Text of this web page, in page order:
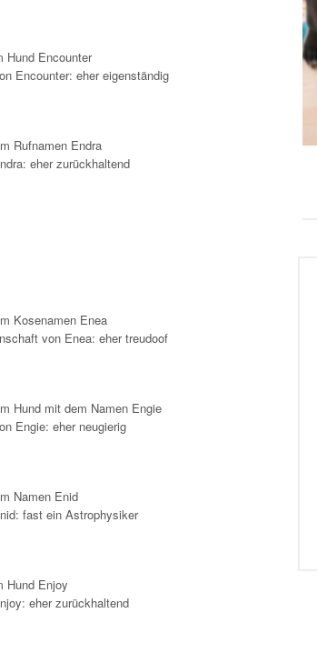
Hund Encounter
Encounter: eher eigenständig
Rufnamen Endra
eher zurückhaltend
Kosenamen Enea
von Enea: eher treudoof
Hund mit dem Namen Engie
Engie: eher neugierig
Namen Enid
fast ein Astrophysiker
Hund Enjoy
eher zurückhaltend